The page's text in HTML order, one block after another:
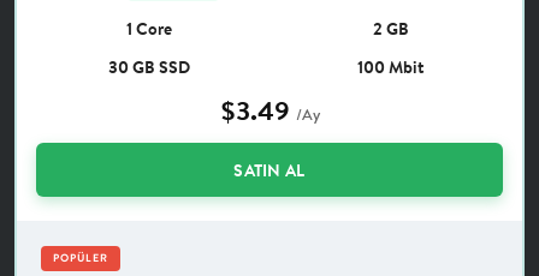
1 Core
2 GB
30 GB SSD
100 Mbit
$3.49 /Ay
SATIN AL
POPÜLER